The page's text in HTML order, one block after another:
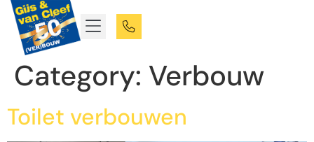
Category: Verbouw
Toilet verbouwen